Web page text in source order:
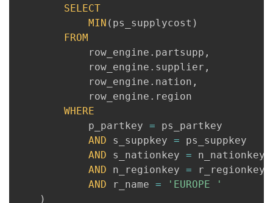
SELECT
MIN ( ps_supplycost )
FROM
			row_engine
. partsupp ,
			row_engine
. supplier ,
			row_engine
. nation ,
			row_engine
. region
WHERE
			p_partkey
= ps_partkey
AND s_suppkey = ps_suppkey
AND s_nationkey = n_nationkey
AND n_regionkey = r_regionkey
AND r_name =
'EUROPE '
)